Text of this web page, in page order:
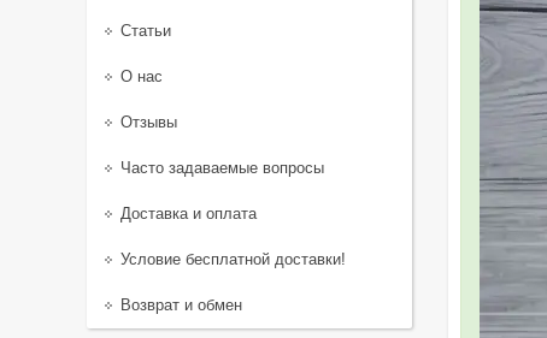
Статьи
О нас
Отзывы
Часто задаваемые вопросы
Доставка и оплата
Условие бесплатной доставки!
Возврат и обмен